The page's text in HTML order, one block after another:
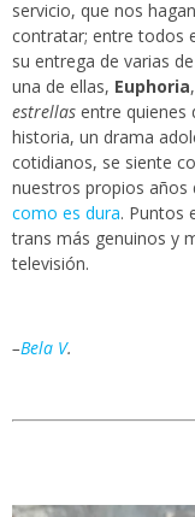
servicio, que nos
contratar; entre todos
su entrega de varias
una de ellas, Euphoria
estrellas entre quienes
historia, un drama
cotidianos, se siente
nuestros propios años
como es dura. Puntos
trans más genuinos y
televisión.
–Bela V.